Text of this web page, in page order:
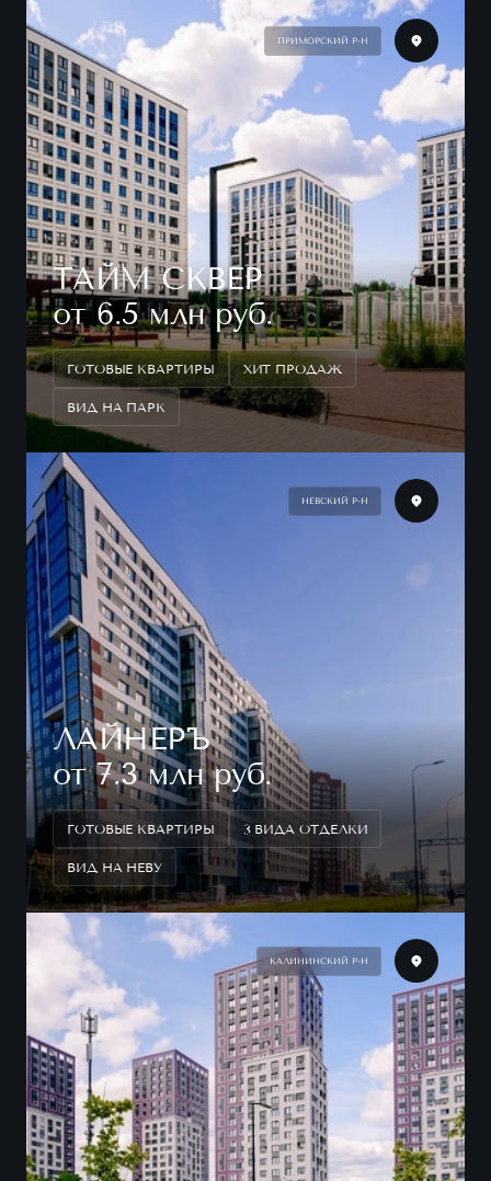
ПРИМОРСКИЙ Р-Н
ТАЙМ СКВЕР
от 6.5 млн руб.
ГОТОВЫЕ КВАРТИРЫ ХИТ ПРОДАЖ
ВИД НА ПАРК
НЕВСКИЙ Р-Н
ЛАЙНЕРЪ
от 7.3 млн руб.
ГОТОВЫЕ КВАРТИРЫ 3 ВИДА ОТДЕЛКИ
ВИД НА НЕВУ
КАЛИНИНСКИЙ Р-Н